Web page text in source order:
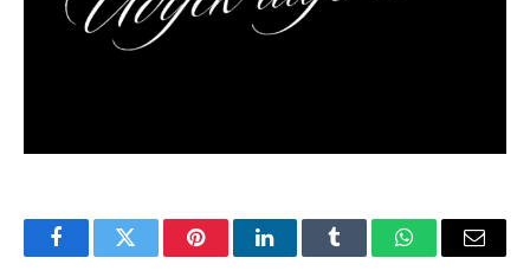
FacebookTwitter PinterestLinkedInTumblr WhatsAppEmail